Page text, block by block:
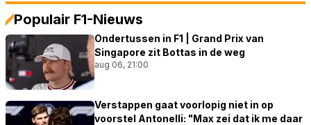
Populair F1-Nieuws
Ondertussen in F1 | Grand Prix van
Singapore zit Bottas in de weg
aug 06, 21:00
Verstappen gaat voorlopig niet in op
voorstel Antonelli: "Max zei dat ik me daar